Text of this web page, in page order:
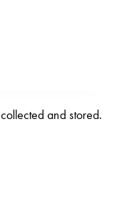
collected and stored.